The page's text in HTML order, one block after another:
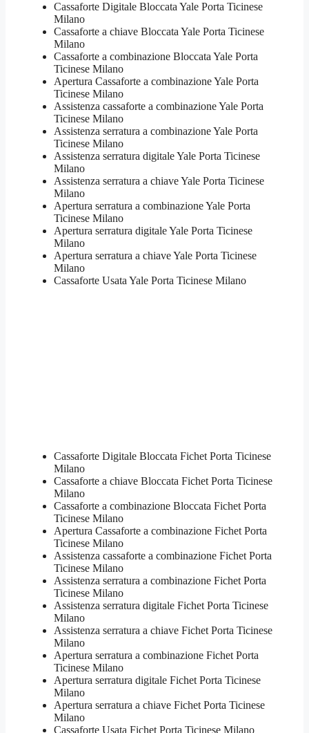
Cassaforte Digitale Bloccata Yale Porta Ticinese
Milano
Cassaforte a chiave Bloccata Yale Porta Ticinese
Milano
Cassaforte a combinazione Bloccata Yale Porta
Ticinese Milano
​Apertura Cassaforte a combinazione Yale Porta
Ticinese Milano
Assistenza cassaforte a combinazione Yale Porta
Ticinese Milano
​Assistenza serratura​ ​a combinazione Yale Porta
Ticinese Milano
Assistenza serratura ​digitale Yale Porta Ticinese
Milano
Assistenza serratura ​a chiave Yale Porta Ticinese
Milano
​Apertura serratura​ ​a combinazione Yale Porta
Ticinese Milano
Apertura serratura​ ​digitale Yale Porta Ticinese
Milano
​Apertura serratura​ ​a chiave Yale Porta Ticinese
Milano
​Cassaforte Usata Yale Porta Ticinese Milano
Cassaforte Digitale Bloccata Fichet Porta Ticinese
Milano
Cassaforte a chiave Bloccata Fichet Porta Ticinese
Milano
Cassaforte a combinazione Bloccata Fichet Porta
Ticinese Milano
​Apertura Cassaforte a combinazione Fichet Porta
Ticinese Milano
Assistenza cassaforte a combinazione Fichet Porta
Ticinese Milano
​Assistenza serratura​ ​a combinazione Fichet Porta
Ticinese Milano
Assistenza serratura ​digitale Fichet Porta Ticinese
Milano
Assistenza serratura ​a chiave Fichet Porta Ticinese
Milano
​Apertura serratura​ ​a combinazione Fichet Porta
Ticinese Milano
Apertura serratura​ ​digitale Fichet Porta Ticinese
Milano
​Apertura serratura​ ​a chiave Fichet Porta Ticinese
Milano
​Cassaforte Usata Fichet Porta Ticinese Milano